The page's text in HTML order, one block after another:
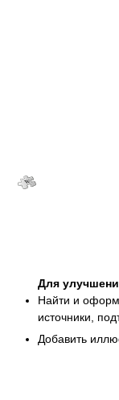
Для
Найти и
источники,
Добавить